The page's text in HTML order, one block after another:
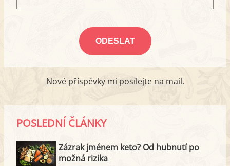
Nové příspěvky mi posílejte na mail.
POSLEDNÍ ČLÁNKY
Zázrak jménem keto? Od hubnutí po
možná rizika